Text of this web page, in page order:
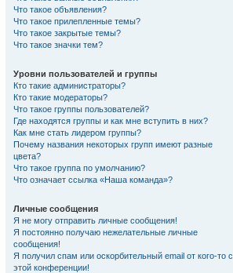
Что такое объявления?
Что такое прилепленные темы?
Что такое закрытые темы?
Что такое значки тем?
Уровни пользователей и группы
Кто такие администраторы?
Кто такие модераторы?
Что такое группы пользователей?
Где находятся группы и как мне вступить в них?
Как мне стать лидером группы?
Почему названия некоторых групп имеют разные
цвета?
Что такое группа по умолчанию?
Что означает ссылка «Наша команда»?
Личные сообщения
Я не могу отправить личные сообщения!
Я постоянно получаю нежелательные личные
сообщения!
Я получил спам или оскорбительный email от кого-то с
этой конференции!